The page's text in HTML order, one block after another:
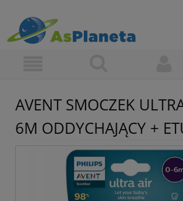
AVENT SMOCZEK
6M ODDYCHAJĄCY +